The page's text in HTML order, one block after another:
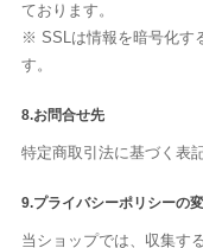
ております。
※ SSLは情報を暗号化す
す。
8.お問合せ先
特定商取引法に基づく表
9.プライバシーポリシーの
当ショップでは、収集す